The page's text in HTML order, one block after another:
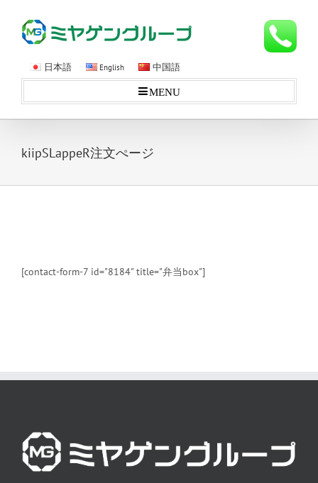
MENU
日本語 English 中国語
kiipSLappeR注文ぺージ
[contact-form-7 id="8184" title="弁当box"]